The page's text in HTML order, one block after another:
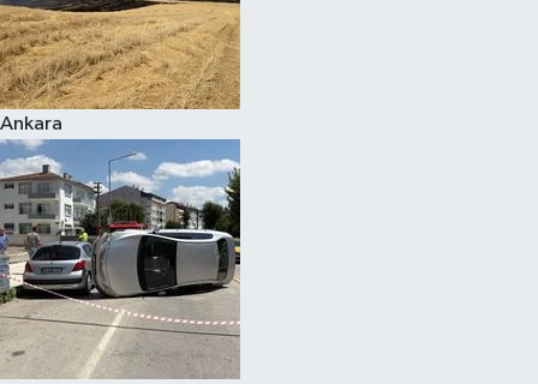
Ankara
Sağlık
Siyaset
Teknoloji
Televizyon
Yaşam-Çevre